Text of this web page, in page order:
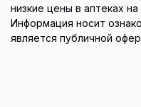
низкие цены в аптеках
Информация носит
является публичной